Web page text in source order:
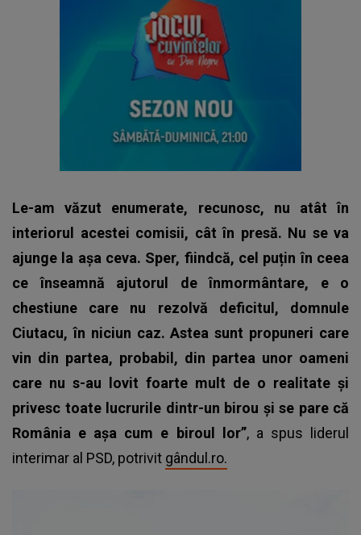
Le-am văzut enumerate, recunosc, nu atât în
interiorul acestei comisii, cât în presă. Nu se va
ajunge la așa ceva. Sper, fiindcă, cel puțin în ceea
ce înseamnă ajutorul de înmormântare, e o
chestiune care nu rezolvă deficitul, domnule
Ciutacu, în niciun caz. Astea sunt propuneri care
vin din partea, probabil, din partea unor oameni
care nu s-au lovit foarte mult de o realitate și
privesc toate lucrurile dintr-un birou și se pare că
România e așa cum e biroul lor”, a spus liderul
interimar al PSD, potrivit gândul.ro.